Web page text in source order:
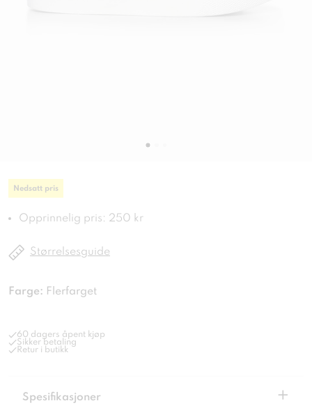
Nedsatt pris
Opprinnelig pris: 250 kr
Størrelsesguide
Farge: Flerfarget
60 dagers åpent kjøp
Sikker betaling
Retur i butikk
Spesifikasjoner +